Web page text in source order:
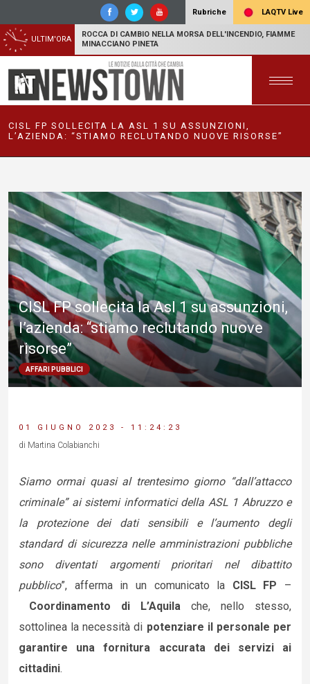
Rubriche LAQTV Live
ULTIM'ORA
ROCCA DI CAMBIO NELLA MORSA DELL'INCENDIO, FIAMME
MINACCIANO PINETA
CISL FP SOLLECITA LA ASL 1 SU ASSUNZIONI,
L’AZIENDA: “STIAMO RECLUTANDO NUOVE RISORSE”
CISL FP sollecita la Asl 1 su assunzioni,
l’azienda: “stiamo reclutando nuove
risorse”
AFFARI PUBBLICI
01 GIUGNO 2023 - 11:24:23
di Martina Colabianchi
Siamo ormai quasi al trentesimo giorno “dall’attacco
criminale” ai sistemi informatici della ASL 1 Abruzzo e
la protezione dei dati sensibili e l’aumento degli
standard di sicurezza nelle amministrazioni pubbliche
sono diventati argomenti prioritari nel dibattito
pubblico”, afferma in un comunicato la CISL FP –
Coordinamento di L’Aquila che, nello stesso,
sottolinea la necessità di potenziare il personale per
garantire una fornitura accurata dei servizi ai
cittadini.